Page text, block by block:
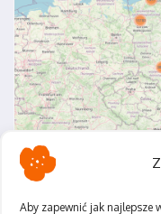
Aby zapewnić jak najlepsze